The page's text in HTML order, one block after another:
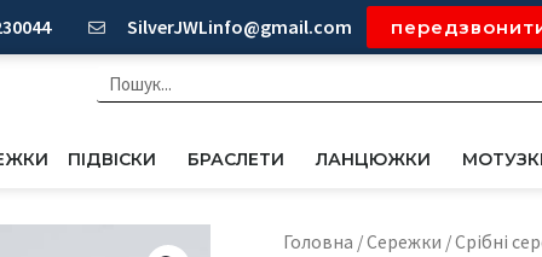
SilverJWLinfo@gmail.com
Пошук
ПІДВІСКИ БРАСЛЕТИ ЛАНЦЮЖКИ
Головна /Сережки / Срібні